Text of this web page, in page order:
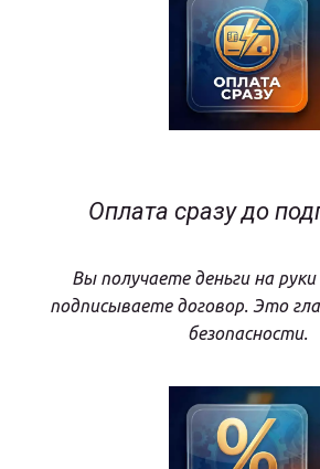
Оплата сразу до
Вы получаете деньги на
подписываете договор. Это
безопасности.